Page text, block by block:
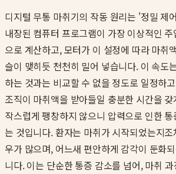
디지털 무통 마취기의 작동 원리는 '정밀 제
내장된 컴퓨터 프로그램이 가장 이상적인
으로 계산하고, 모터가 이 설정에 따라 마취
슬이 맺히듯 천천히 밀어 넣습니다. 이 속도
하는 것과는 비교할 수 없을 정도로 일정하
조직이 마취액을 받아들일 충분한 시간을
작스럽게 팽창하지 않으니 압력으로 인한
는 것입니다. 환자는 마취가 시작되었는지
우가 많으며, 어느새 편안하게 감각이 둔화
니다. 이는 단순한 통증 감소를 넘어, 마취